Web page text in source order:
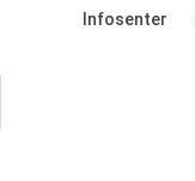
Infosenter